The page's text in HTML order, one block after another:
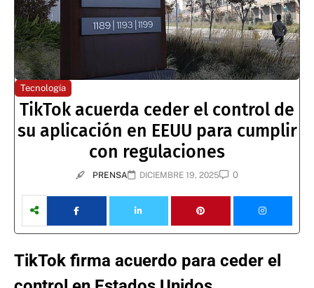
Tecnología
TikTok acuerda ceder el control de
su aplicación en EEUU para cumplir
con regulaciones
PRENSA DICIEMBRE 19, 2025 0
TikTok firma acuerdo para ceder el